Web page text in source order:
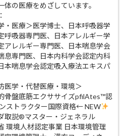
体の医療をめざしています。
・医療＞医学博士、日本呼吸器学
呼吸器専門医、日本アレルギー学
アレルギー専門医、日本喘息学会
息専門医、日本内科学会認定内科
本喘息学会認定吸入療法エキスパ
医学・代替医療・環境＞
骨盤底筋エクササイズpfilAtes™認
ストラクター国際資格← NEW
取説®マスター・ジェネラル
環境人材認定事業 日本環境管理